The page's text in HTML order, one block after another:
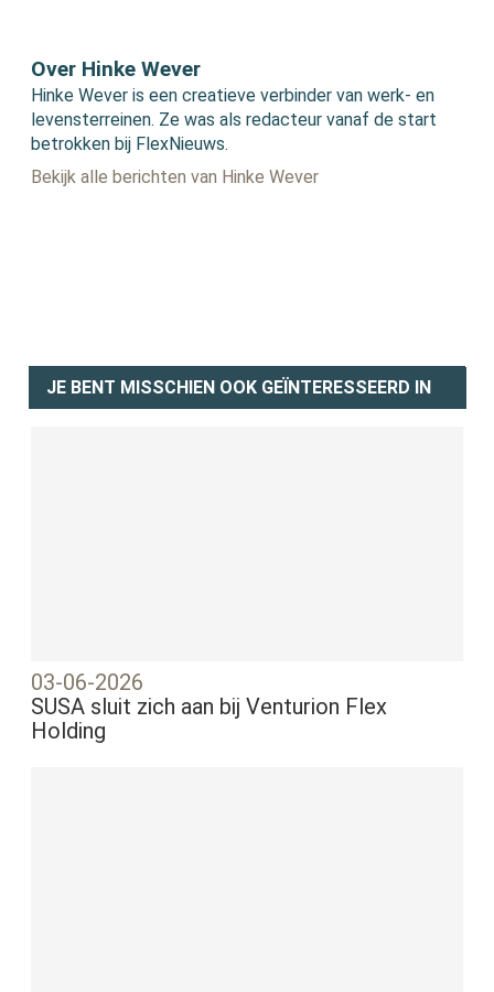
Over Hinke Wever
Hinke Wever is een creatieve verbinder van werk- en
levensterreinen. Ze was als redacteur vanaf de start
betrokken bij FlexNieuws.
Bekijk alle berichten van Hinke Wever
JE BENT MISSCHIEN OOK GEÏNTERESSEERD IN
03-06-2026
SUSA sluit zich aan bij Venturion Flex
Holding